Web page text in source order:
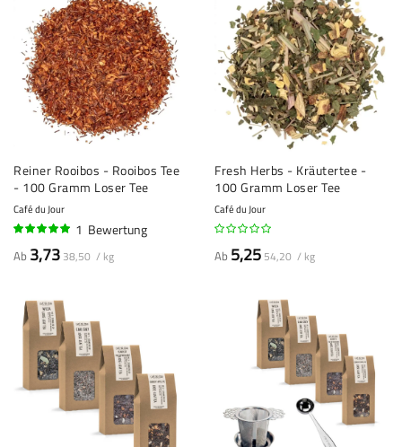
Reiner Rooibos - Rooibos Tee
- 100 Gramm Loser Tee
Café du Jour
1 Bewertung
Ab 3,73 38,50 / kg
Fresh Herbs - Kräutertee -
100 Gramm Loser Tee
Café du Jour
Ab 5,25 54,20 / kg